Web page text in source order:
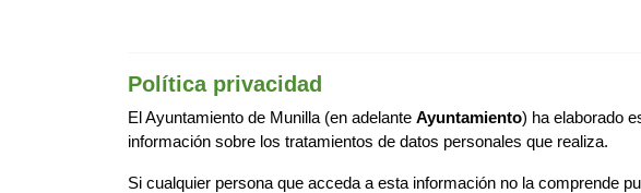
Política privacidad
El Ayuntamiento de Munilla (en adelante Ayuntamiento) ha elaborado
información sobre los tratamientos de datos personales que realiza.
Si cualquier persona que acceda a esta información no la comprende